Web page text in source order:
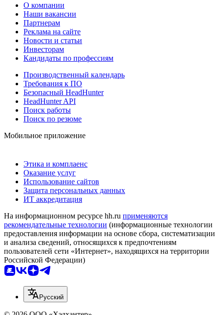
О компании
Наши вакансии
Партнерам
Реклама на сайте
Новости и статьи
Инвесторам
Кандидаты по профессиям
Производственный календарь
Требования к ПО
Безопасный HeadHunter
HeadHunter API
Поиск работы
Поиск по резюме
Мобильное приложение
Этика и комплаенс
Оказание услуг
Использование сайтов
Защита персональных данных
ИТ аккредитация
На информационном ресурсе hh.ru применяются
рекомендательные технологии (информационные технологии
предоставления информации на основе сбора, систематизации
и анализа сведений, относящихся к предпочтениям
пользователей сети «Интернет», находящихся на территории
Российской Федерации)
Русский